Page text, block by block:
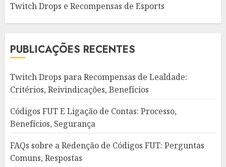
Twitch Drops e Recompensas de Esports
PUBLICAÇÕES RECENTES
Twitch Drops para Recompensas de Lealdade:
Critérios, Reivindicações, Benefícios
Códigos FUT E Ligação de Contas: Processo,
Benefícios, Segurança
FAQs sobre a Redenção de Códigos FUT: Perguntas
Comuns, Respostas